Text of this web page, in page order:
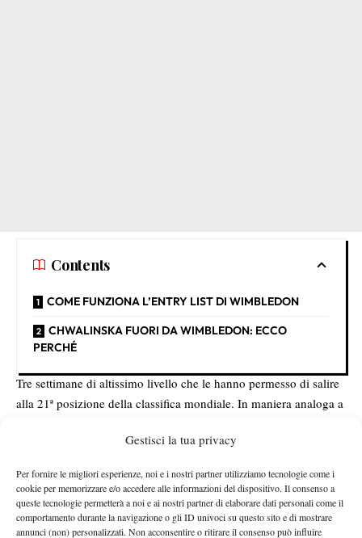
Gestisci la tua privacy
Per fornire le migliori esperienze, noi e i nostri partner utilizziamo tecnologie come i
cookie per memorizzare e/o accedere alle informazioni del dispositivo. Il consenso a
queste tecnologie permetterà a noi e ai nostri partner di elaborare dati personali come il
comportamento durante la navigazione o gli ID univoci su questo sito e di mostrare
annunci (non) personalizzati. Non acconsentire o ritirare il consenso può influire
Contents
COME FUNZIONA L’ENTRY LIST DI WIMBLEDON
CHWALINSKA FUORI DA WIMBLEDON: ECCO
PERCHÉ
Tre settimane di altissimo livello che le hanno permesso di salire
alla 21ª posizione della classifica mondiale. In maniera analoga a
consente però a Chwalinska di essere certa di giocare il
COME FUNZIONA L’ENTRY LIST DI
WIMBLEDON